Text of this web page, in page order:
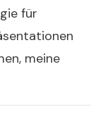
für
meine